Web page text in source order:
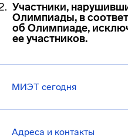
Участники,
Олимпиады, в
об Олимпиаде,
ее участников.
МИЭТ сегодня
Адреса и контакты